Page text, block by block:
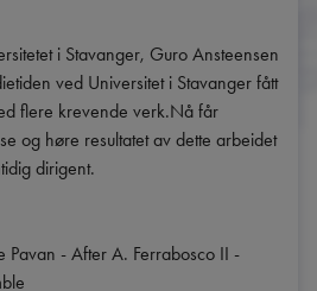
i Stavanger, Guro Ansteensen
ved Universitet i Stavanger fått
flere krevende verk.Nå får
og høre resultatet av dette arbeidet
dirigent.
Pavan - After A. Ferrabosco II -